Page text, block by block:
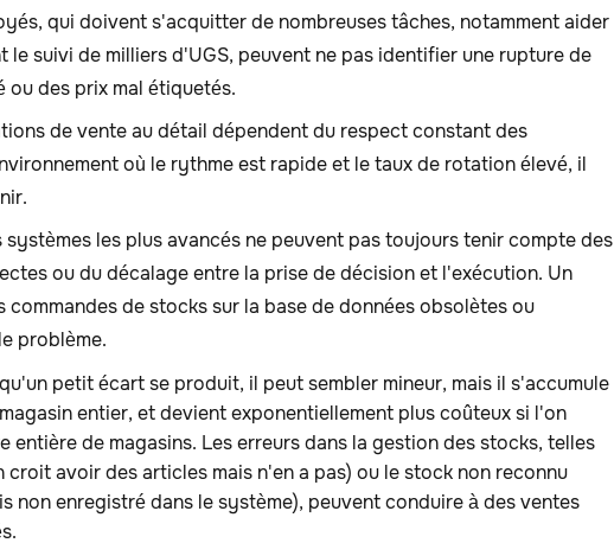
qui doivent s'acquitter de nombreuses tâches, notamment aider
le suivi de milliers d'UGS, peuvent ne pas identifier une rupture de
des prix mal étiquetés.
de vente au détail dépendent du respect constant des
où le rythme est rapide et le taux de rotation élevé, il
systèmes les plus avancés ne peuvent pas toujours tenir compte des
ou du décalage entre la prise de décision et l'exécution. Un
de stocks sur la base de données obsolètes ou
problème.
petit écart se produit, il peut sembler mineur, mais il s'accumule
entier, et devient exponentiellement plus coûteux si l'on
entière de magasins. Les erreurs dans la gestion des stocks, telles
croit avoir des articles mais n'en a pas) ou le stock non reconnu
non enregistré dans le système), peuvent conduire à des ventes